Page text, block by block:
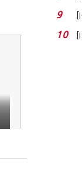
9
10